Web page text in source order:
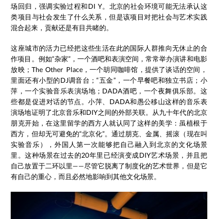
场回归，强调实验过程和DI Y。北京的社会环境可能无法承认这
类项目与社会发生了什么关系，但是该项目对把社会与艺术实践
混合起来，贡献还是有目共睹的。
这座城市的活力已经把这些生活在此的国际人群推向无休止的合
作项目。例如“杂家”，一个酒吧和表演空间，常常举办演讲和电影
放映；The Other Place，一个胡同咖啡馆，提供了谈话的空间，
里面还有小型的DJ调音台；“五金”，一个早餐吧和独立书店；小
萍，一个实验音乐表演场地；DADA酒吧，一个夜舞俱乐部。这
些都是促进对话的节点。小萍、DADA和愚公移山这样的音乐表
演场地证明了北京音乐和DIY之间的外部关联。从九十年代的北京
朋克开始，在这里留学的西方人就认同了这样的美学：虽植根于
西方，但却无可避免的“北京化”。通过朋克、金属、摇滚（现在叫
实验音乐），外国人第一次能够把自己融入到北京的文化场景
里。这种场景在过去的20年里已经演变成DIY艺术场景，并且把
自己放置于二环以里——尽管它脱离了制度化的艺术世界，但是它
有自己的重心，而且必然地影响到其他文化场景。